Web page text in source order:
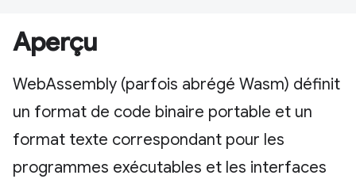
Aperçu
WebAssembly (parfois abrégé Wasm) définit
un format de code binaire portable et un
format texte correspondant pour les
programmes exécutables et les interfaces